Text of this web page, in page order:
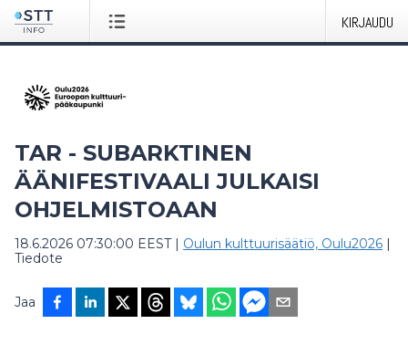
KIRJAUDU
TAR - SUBARKTINEN
ÄÄNIFESTIVAALI JULKAISI
OHJELMISTOAAN
18.6.2026 07:30:00 EEST| Oulun kulttuurisäätiö, Oulu2026 |
Tiedote
Jaa